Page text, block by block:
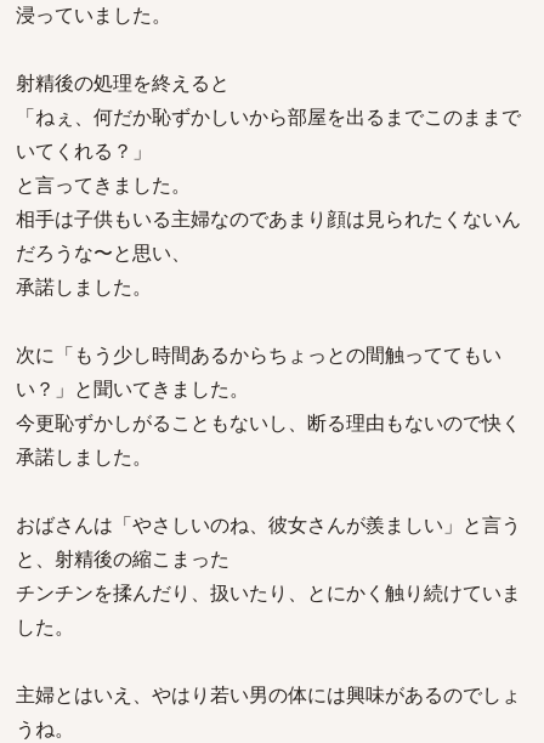
浸っていました。
射精後の処理を終えると
「ねぇ、何だか恥ずかしいから部屋を出るまでこのままで
いてくれる？」
と言ってきました。
相手は子供もいる主婦なのであまり顔は見られたくないん
だろうな〜と思い、
承諾しました。
次に「もう少し時間あるからちょっとの間触っててもい
い？」と聞いてきました。
今更恥ずかしがることもないし、断る理由もないので快く
承諾しました。
おばさんは「やさしいのね、彼女さんが羨ましい」と言う
と、射精後の縮こまった
チンチンを揉んだり、扱いたり、とにかく触り続けていま
した。
主婦とはいえ、やはり若い男の体には興味があるのでしょ
うね。